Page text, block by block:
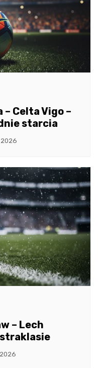
– Celta Vigo –
starcia
– Lech